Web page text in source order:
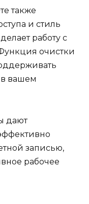
также
и стиль
работу с
очистки
в вашем
дают
записью,
рабочее